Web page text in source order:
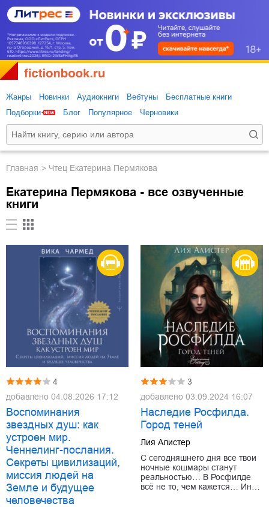
Жанры Новинки Аудиокниги Вебтуны
Бесплатные книги
Подборки
Блог Популярное Черновики
Главная Чтец Екатерина Пермякова
Екатерина Пермякова - все озвученные
книги
4
добавлено 04.08.2026 17:12
Воспоминания
звездных душ: как
устроен мир.
Ченнелинг-послания.
Секреты цивилизаций,
миссия людей на
Земле и будущее
человечества
3
добавлено 03.09.2024 16:07
Наследие Росфилда.
Город теней
Лия Алистер
С сегодняшнего дня все твои
ночные кошмары станут
реальностью… В Росфилде
всё не то, чем кажется… Ин…